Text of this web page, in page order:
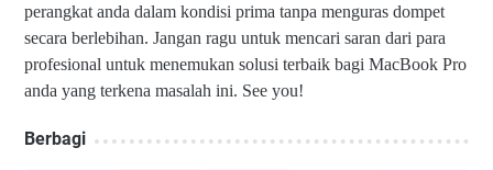
perangkat anda dalam kondisi prima tanpa menguras dompet
secara berlebihan. Jangan ragu untuk mencari saran dari para
profesional untuk menemukan solusi terbaik bagi MacBook Pro
anda yang terkena masalah ini. See you!
Berbagi